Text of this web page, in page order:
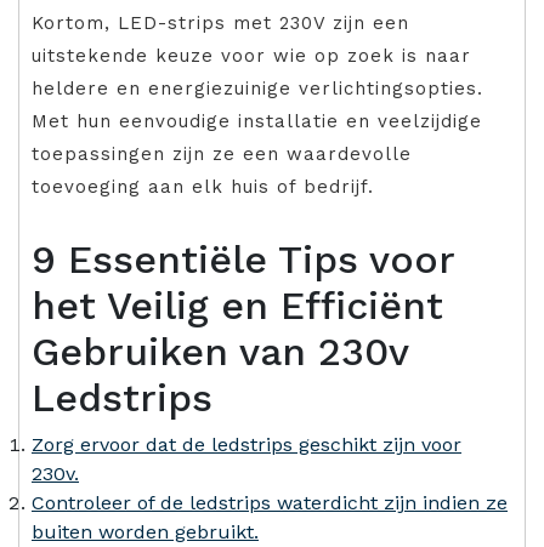
Kortom, LED-strips met 230V zijn een
uitstekende keuze voor wie op zoek is naar
heldere en energiezuinige verlichtingsopties.
Met hun eenvoudige installatie en veelzijdige
toepassingen zijn ze een waardevolle
toevoeging aan elk huis of bedrijf.
9 Essentiële Tips voor
het Veilig en Efficiënt
Gebruiken van 230v
Ledstrips
Zorg ervoor dat de ledstrips geschikt zijn voor
230v.
Controleer of de ledstrips waterdicht zijn indien ze
buiten worden gebruikt.